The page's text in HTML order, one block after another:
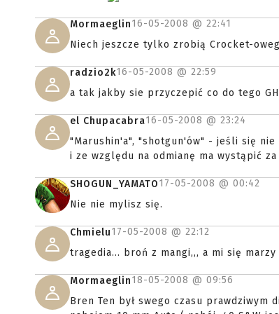
Mormaeglin16-05-2008 @ 22:41
Niech jeszcze tylko zrobią Crocket-
radzio2k16-05-2008 @ 22:59
a tak jakby sie przyczepić co do tego
el Chupacabra16-05-2008 @ 23:24
"Marushin'a", "shotgun'ów" - jeśli się
i ze względu na odmianę ma wystąpić
SHOGUN_YAMATO17-05-2008 @ 00:42
Nie nie mylisz się.
Chmielu17-05-2008 @ 22:12
tragedia... broń z mangi,,, a mi się
Mormaeglin18-05-2008 @ 09:56
Bren Ten był swego czasu prawdziwym